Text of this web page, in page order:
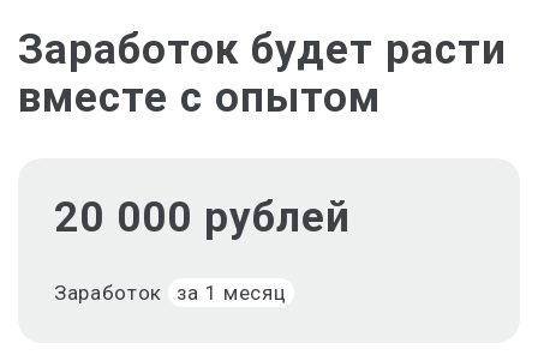
Заработок будет расти
вместе с опытом
20 000 рублей
Заработок за 1 месяц